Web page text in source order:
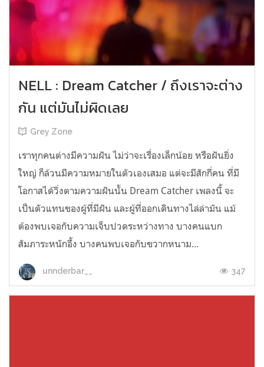
NELL : Dream Catcher / ถึงเราจะต่าง
กัน แต่มันไม่ผิดเลย
Grey Zone
เราทุกคนต่างมีความฝัน ไม่ว่าจะเรื่องเล็กน้อย หรือฝันยิ่ง
ใหญ่ ก็ล้วนมีความหมายในตัวเองเสมอ แต่จะมีสักกี่คน ที่มี
โอกาสได้วิ่งตามความฝันนั้น Dream Catcher เพลงนี้ จะ
เป็นตัวแทนของผู้ที่มีฝัน และผู้ที่ออกเดินทางไล่ล่ามัน แม้
ต้องพบเจอกับความเจ็บปวดระหว่างทาง บางคนแบก
สัมภาระหนักอึ้ง บางคนพบเจอกับขวากหนาม...
unnderbar__ 347